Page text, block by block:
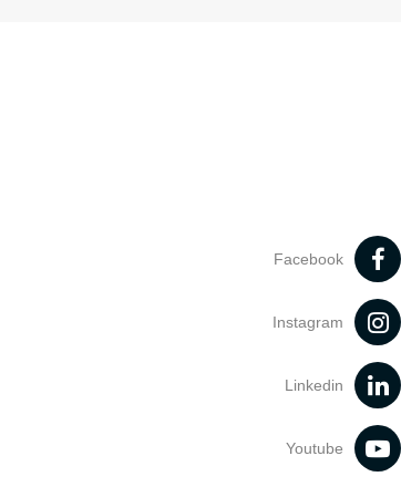
Facebook
Instagram
Linkedin
Youtube